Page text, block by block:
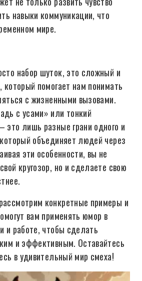
навыки коммуникации, что
мире.
набор шуток, это сложный и
который помогает нам понимать
с жизненными вызовами.
с усами» или тонкий
лишь разные грани одного и
объединяет людей через
эти особенности, вы не
кругозор, но и сделаете свою
конкретные примеры и
вам применять юмор в
и работе, чтобы сделать
и эффективным. Оставайтесь
в удивительный мир смеха!